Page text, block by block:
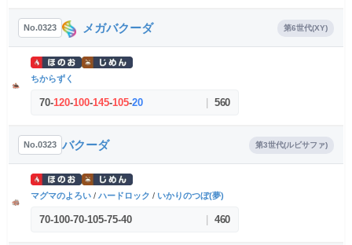
No.0323 メガバクーダ 第6世代(XY)
ちからずく
70-120-100-145-105-20 560
No.0323 バクーダ 第3世代(ルビサファ)
マグマのよろい / ハードロック / いかりのつぼ(夢)
70-100-70-105-75-40 460